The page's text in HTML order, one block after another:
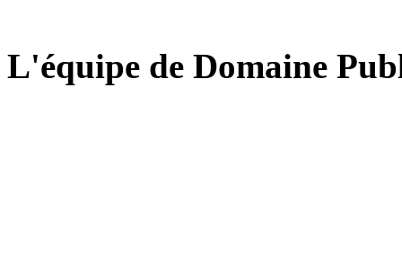
L'équipe de Domaine